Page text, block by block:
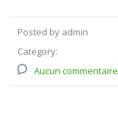
Posted by admin
Category:
Aucun commentaire